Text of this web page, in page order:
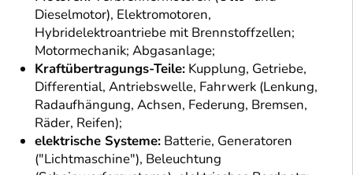
Dieselmotor), Elektromotoren,
Hybridelektroantriebe mit Brennstoffzellen;
Motormechanik; Abgasanlage;
Kraftübertragungs-Teile: Kupplung, Getriebe,
Differential, Antriebswelle, Fahrwerk (Lenkung,
Radaufhängung, Achsen, Federung, Bremsen,
Räder, Reifen);
elektrische Systeme: Batterie, Generatoren
("Lichtmaschine"), Beleuchtung